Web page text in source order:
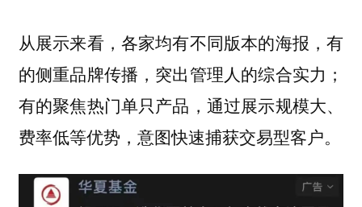
从展示来看，各家均有不同版本的海报，有
的侧重品牌传播，突出管理人的综合实力；
有的聚焦热门单只产品，通过展示规模大、
费率低等优势，意图快速捕获交易型客户。